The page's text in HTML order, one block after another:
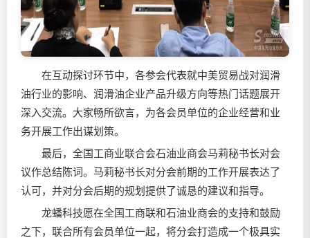
在互动探讨环节中，各参会代表就中美贸易战对润滑
油行业的影响、润滑油企业产品升级方向等热门话题展开
深入交流。大家畅所欲言，为各会员单位的企业经营和业
务开展工作出谋划策。
最后，全国工商业联合会石油业商会马莉秘书长对会
议作总结陈词。马莉秘书长对分会前期的工作开展表达了
认可，并对分会后期的规划提供了诚恳的建议和指导。
龙蟠科技愿在全国工商联和石油业商会的支持和鼓励
之下，联合所有会员单位一起，将分会打造成一个极具实